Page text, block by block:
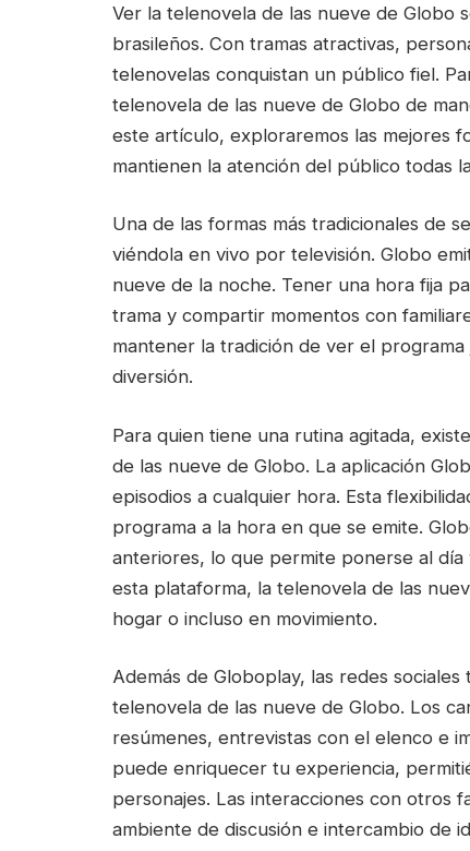
Ver la telenovela de las nueve de Globo
brasileños. Con tramas atractivas,
telenovelas conquistan un público fiel.
telenovela de las nueve de Globo de
este artículo, exploraremos las mejores
mantienen la atención del público todas
Una de las formas más tradicionales de
viéndola en vivo por televisión. Globo
nueve de la noche. Tener una hora fija
trama y compartir momentos con
mantener la tradición de ver el
diversión.
Para quien tiene una rutina agitada,
de las nueve de Globo. La aplicación
episodios a cualquier hora. Esta
programa a la hora en que se emite.
anteriores, lo que permite ponerse al
esta plataforma, la telenovela de las
hogar o incluso en movimiento.
Además de Globoplay, las redes
telenovela de las nueve de Globo. Los
resúmenes, entrevistas con el elenco e
puede enriquecer tu experiencia,
personajes. Las interacciones con otros
ambiente de discusión e intercambio de